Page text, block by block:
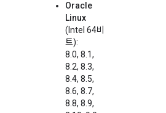
Oracle
Linux
(Intel 64비
트):
8.0, 8.1,
8.2, 8.3,
8.4, 8.5,
8.6, 8.7,
8.8, 8.9,